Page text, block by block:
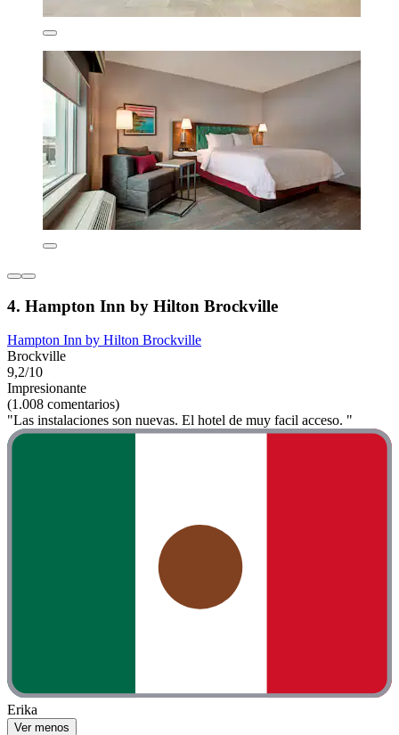
4. Hampton Inn by Hilton Brockville
Hampton Inn by Hilton Brockville
Brockville
9,2/10
Impresionante
(1.008 comentarios)
"Las instalaciones son nuevas. El hotel de muy facil acceso. "
Erika
Ver menos